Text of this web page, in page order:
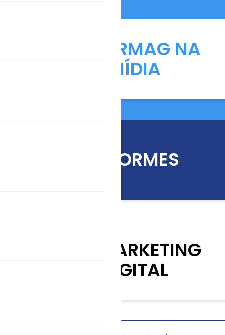
ANFARMAG NA
MÍDIA
INFORMES
KIT MARKETING
DIGITAL